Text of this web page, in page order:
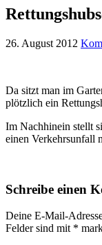
26. August 2012
Da sitzt man im
plötzlich ein
Im Nachhinein stellt
einen Verkehrsunfall
Schreibe einen
Deine E-Mail-
Felder sind mit *